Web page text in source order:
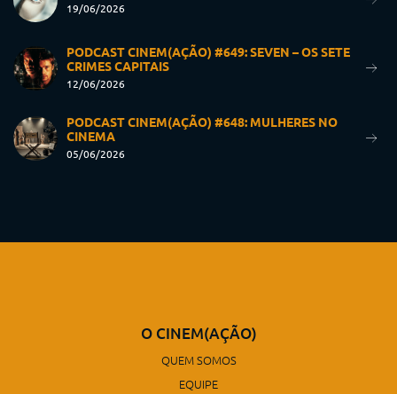
19/06/2026
PODCAST CINEM(AÇÃO) #649: SEVEN – OS SETE
CRIMES CAPITAIS
12/06/2026
PODCAST CINEM(AÇÃO) #648: MULHERES NO
CINEMA
05/06/2026
O CINEM(AÇÃO)
QUEM SOMOS
EQUIPE